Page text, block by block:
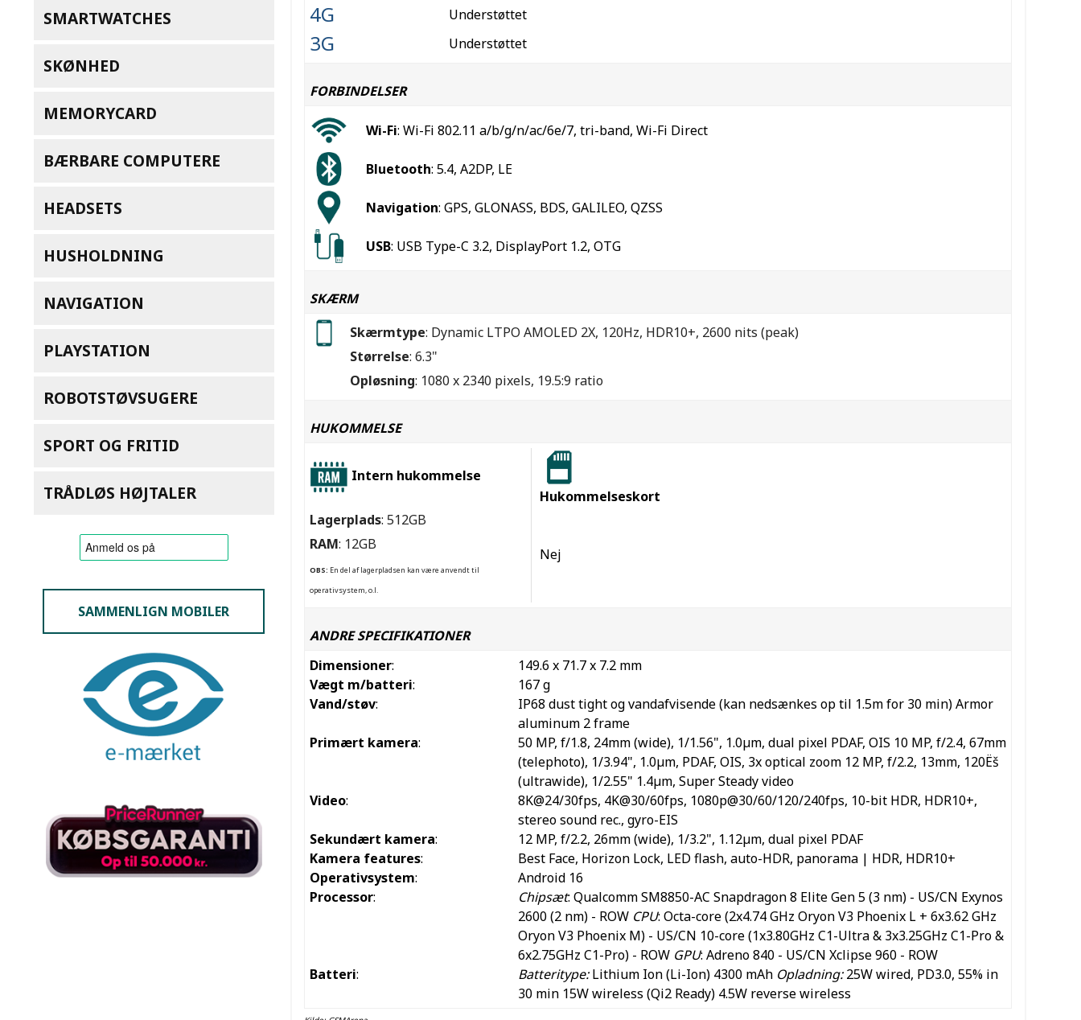
SMARTWATCHES
SKØNHED
MEMORYCARD
BÆRBARE COMPUTERE
HEADSETS
HUSHOLDNING
NAVIGATION
PLAYSTATION
ROBOTSTØVSUGERE
SPORT OG FRITID
TRÅDLØS HØJTALER
SAMMENLIGN MOBILER
4G Understøttet
3G Understøttet
FORBINDELSER
Wi-Fi: Wi-Fi 802.11 a/b/g/n/ac/6e/7, tri-band, Wi-Fi Direct
Bluetooth: 5.4, A2DP, LE
Navigation: GPS, GLONASS, BDS, GALILEO, QZSS
USB: USB Type-C 3.2, DisplayPort 1.2, OTG
SKÆRM
Skærmtype: Dynamic LTPO AMOLED 2X, 120Hz, HDR10+, 2600 nits (peak)
Størrelse: 6.3"
Opløsning: 1080 x 2340 pixels, 19.5:9 ratio
HUKOMMELSE
Intern hukommelse
Hukommelseskort
Lagerplads: 512GB
RAM: 12GB
OBS: En del af lagerpladsen kan være anvendt til
operativsystem, o.l.
Nej
ANDRE SPECIFIKATIONER
Dimensioner:
149.6 x 71.7 x 7.2 mm
Vægt m/batteri:
167 g
Vand/støv:
IP68 dust tight og vandafvisende (kan nedsænkes op til 1.5m for 30 min) Armor
aluminum 2 frame
Primært kamera:
50 MP, f/1.8, 24mm (wide), 1/1.56", 1.0µm, dual pixel PDAF, OIS 10 MP, f/2.4, 67mm
(telephoto), 1/3.94", 1.0µm, PDAF, OIS, 3x optical zoom 12 MP, f/2.2, 13mm, 120Ëš
(ultrawide), 1/2.55" 1.4µm, Super Steady video
Video:
8K@24/30fps, 4K@30/60fps, 1080p@30/60/120/240fps, 10-bit HDR, HDR10+,
stereo sound rec., gyro-EIS
Sekundært kamera:
12 MP, f/2.2, 26mm (wide), 1/3.2", 1.12µm, dual pixel PDAF
Kamera features:
Best Face, Horizon Lock, LED flash, auto-HDR, panorama | HDR, HDR10+
Operativsystem:
Android 16
Processor: Chipsæt: Qualcomm SM8850-AC Snapdragon 8 Elite Gen 5 (3 nm) - US/CN Exynos
2600 (2 nm) - ROW CPU: Octa-core (2x4.74 GHz Oryon V3 Phoenix L + 6x3.62 GHz
Oryon V3 Phoenix M) - US/CN 10-core (1x3.80GHz C1-Ultra & 3x3.25GHz C1-Pro &
6x2.75GHz C1-Pro) - ROW GPU: Adreno 840 - US/CN Xclipse 960 - ROW
Batteri: Batteritype:Lithium Ion (Li-Ion) 4300 mAh Opladning:25W wired, PD3.0, 55% in
30 min 15W wireless (Qi2 Ready) 4.5W reverse wireless